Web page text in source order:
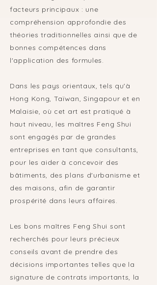
facteurs principaux : une
compréhension approfondie des
théories traditionnelles ainsi que de
bonnes compétences dans
l'application des formules.
Dans les pays orientaux, tels qu'à
Hong Kong, Taïwan, Singapour et en
Malaisie, où cet art est pratiqué à
haut niveau, les maîtres Feng Shui
sont engagés par de grandes
entreprises en tant que consultants,
pour les aider à concevoir des
bâtiments, des plans d'urbanisme et
des maisons, afin de garantir
prospérité dans leurs affaires.
Les bons maîtres Feng Shui sont
recherchés pour leurs précieux
conseils avant de prendre des
décisions importantes telles que la
signature de contrats importants, la